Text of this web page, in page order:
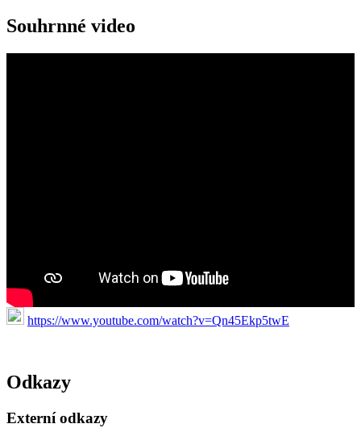
Souhrnné video
https://www.youtube.com/watch?v=Qn45Ekp5twE
Odkazy
Externí odkazy